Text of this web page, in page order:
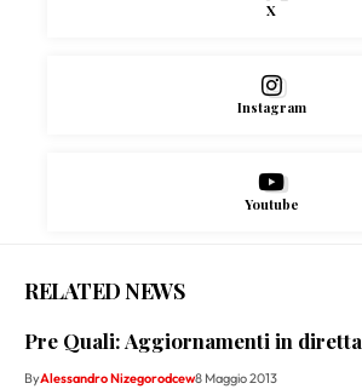
X
Instagram
Youtube
RELATED NEWS
Pre Quali: Aggiornamenti in diretta
ByAlessandro Nizegorodcew8 Maggio 2013